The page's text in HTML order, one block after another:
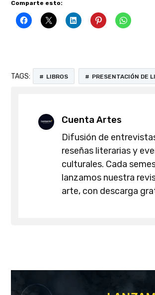
Comparte esto:
TAGS: LIBROS PRESENTACIÓN DE
Cuenta Artes
Difusión de
reseñas literarias y
culturales. Cada
lanzamos nuestra
arte, con descarga